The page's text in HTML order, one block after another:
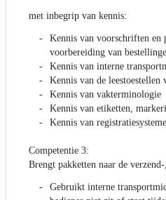
met inbegrip van kennis:
Kennis van voorschriften en
voorbereiding van
Kennis van interne
Kennis van de leestoestellen
Kennis van vakterminologie
Kennis van etiketten,
Kennis van
Competentie 3:
Brengt pakketten naar de
Gebruikt interne